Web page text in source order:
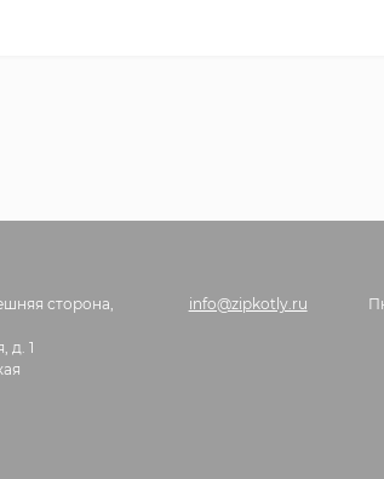
сторона,
д. 1
info@zipkotly.ru